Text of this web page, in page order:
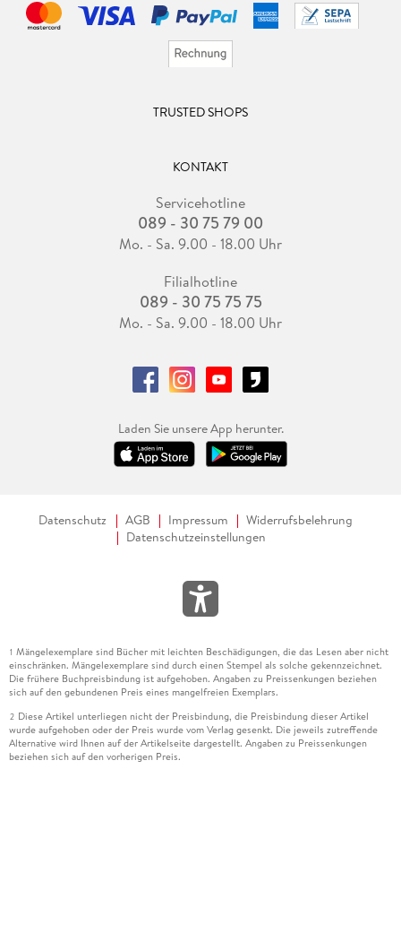
TRUSTED SHOPS
KONTAKT
Servicehotline
089 - 30 75 79 00
Mo. - Sa. 9.00 - 18.00 Uhr
Filialhotline
089 - 30 75 75 75
Mo. - Sa. 9.00 - 18.00 Uhr
Laden Sie unsere App herunter.
Datenschutz AGB Impressum
Widerrufsbelehrung
Datenschutzeinstellungen
1 Mängelexemplare sind Bücher mit leichten Beschädigungen, die das Lesen aber nicht
einschränken. Mängelexemplare sind durch einen Stempel als solche gekennzeichnet.
Die frühere Buchpreisbindung ist aufgehoben. Angaben zu Preissenkungen beziehen
sich auf den gebundenen Preis eines mangelfreien Exemplars.
2 Diese Artikel unterliegen nicht der Preisbindung, die Preisbindung dieser Artikel
wurde aufgehoben oder der Preis wurde vom Verlag gesenkt. Die jeweils zutreffende
Alternative wird Ihnen auf der Artikelseite dargestellt. Angaben zu Preissenkungen
beziehen sich auf den vorherigen Preis.